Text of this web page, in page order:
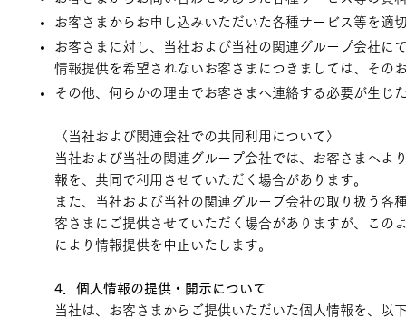
お客さまからお申し込みいただいた各種サービス等を適
お客さまに対し、当社および当社の関連グループ会社に
情報提供を希望されないお客さまにつきましては、その
その他、何らかの理由でお客さまへ連絡する必要が生じ
〈当社および関連会社での共同利用について〉
当社および当社の関連グループ会社では、お客さまへよ
報を、共同で利用させていただく場合があります。
また、当社および当社の関連グループ会社の取り扱う各
客さまにご提供させていただく場合がありますが、この
により情報提供を中止いたします。
4．個人情報の提供・開示について
当社は、お客さまからご提供いただいた個人情報を、以